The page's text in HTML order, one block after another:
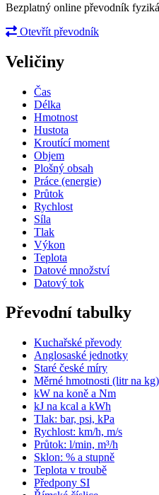
Bezplatný online převodník
Otevřít převodník
Veličiny
Čas
Délka
Hmotnost
Hustota
Kroutící moment
Objem
Plošný obsah
Práce (energie)
Průtok
Rychlost
Síla
Tlak
Výkon
Teplota
Datové množství
Datový tok
Převodní tabulky
Kuchařské převody
Anglosaské jednotky
Staré české míry
Měrné hmotnosti (litr na kg)
kW na koně a Nm
kJ na kcal a kWh
Tlak: bar, psi, kPa
Rychlost: km/h, m/s
Průtok: l/min, m³/h
Sklon: % a stupně
Teplota v troubě
Předpony SI